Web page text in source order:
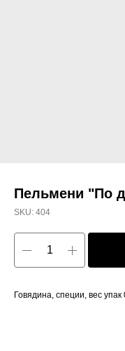
Пельмени "По
SKU: 404
Говядина, специи, вес упак